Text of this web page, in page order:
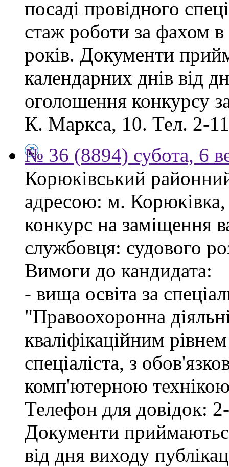
посаді провідного
стаж роботи за фахом
років. Документи
календарних днів від
оголошення конкурсу
К. Маркса, 10. Тел. 2-
№ 36 (8894) субота, 6
Корюківський
адресою: м.
конкурс на заміщення
службовця: судового
Вимоги до кандидата:
- вища освіта за
"Правоохоронна
кваліфікаційним
спеціаліста, з
комп'ютерною
Телефон для довідок:
Документи
від дня виходу